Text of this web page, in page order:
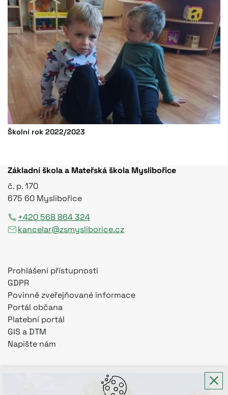
Školní rok 2022/2023
Základní škola a Mateřská škola Myslibořice
č. p. 170
675 60 Myslibořice
+420 568 864 324
kancelar@zsmysliborice.cz
Prohlášení přístupnosti
GDPR
Povinně zveřejňované informace
Portál občana
Platební portál
GIS a DTM
Napište nám